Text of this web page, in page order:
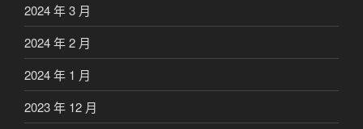
2024 年 3 月
2024 年 2 月
2024 年 1 月
2023 年 12 月